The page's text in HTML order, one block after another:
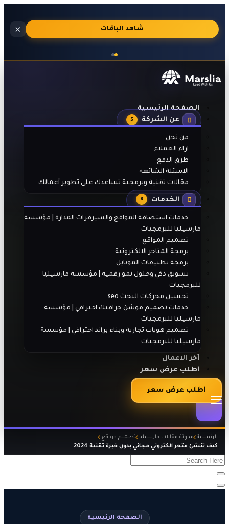
🔥
مع
تفعيل
بعد
الدفع
شاهد الباقات ×
الصفحة الرئيسية
عن الشركة
5
من نحن
اراء العملاء
طرق الدفع
الاسئلة الشائعه
مقالات تقنية وبرمجية تساعدك على تطوير أعمالك
الخدمات 8
خدمات استضافة المواقع والسيرفرات المدارة | مؤسسة
مارسيليا للبرمجيات
تصميم المواقع
برمجة المتاجر الالكترونية
برمجة تطبيقات الموبايل
تسويق ذكي وحلول نمو رقمية | مؤسسة مارسيليا
للبرمجيات
تحسين محركات البحث seo
خدمات تصميم موشن جرافيك احترافي | مؤسسة
مارسيليا للبرمجيات
تصميم هويات تجارية وبناء براند احترافي | مؤسسة
مارسيليا للبرمجيات
آخر الاعمال
اطلب عرض سعر
اطلب عرض سعر
الرئيسية مدونة مقالات مارسيليا تصميم مواقع
كيف تنشئ متجر الكتروني مجاني بدون خبرة تقنية 2024
الصفحة الرئيسية